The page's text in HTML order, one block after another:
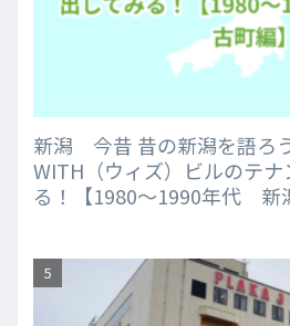
新潟 今昔 昔の新潟を語ろ
WITH（ウィズ）ビルのテ
る！【1980～1990年代 新